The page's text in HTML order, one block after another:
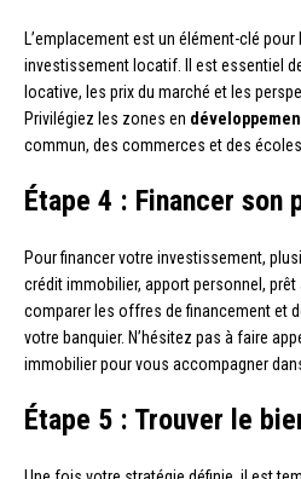
L’emplacement est un élément-clé
investissement locatif. Il est essentiel
locative, les prix du marché et les
Privilégiez les zones en
commun, des commerces et des écoles.
Étape 4 : Financer son
Pour financer votre investissement,
crédit immobilier, apport personnel,
comparer les offres de financement et
votre banquier. N’hésitez pas à faire
immobilier pour vous accompagner
Étape 5 : Trouver le